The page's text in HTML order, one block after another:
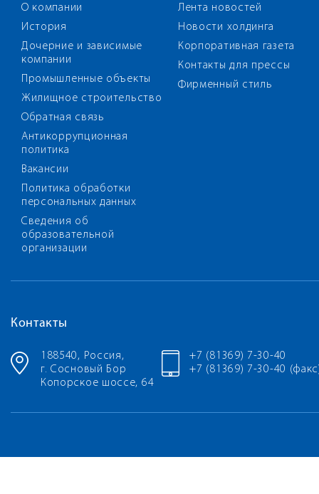
О компании
История
Дочерние и зависимые
компании
Промышленные объекты
Жилищное строительство
Обратная связь
Антикоррупционная
политика
Вакансии
Политика обработки
персональных данных
Сведения об
образовательной
организации
Лента новостей
Новости холдинга
Корпоративная газета
Контакты для прессы
Фирменный стиль
Контакты
188540, Россия,
г. Сосновый Бор
Копорское шоссе, 64
+7 (81369) 7-30-40
+7 (81369) 7-30-40